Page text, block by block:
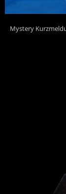
Mystery